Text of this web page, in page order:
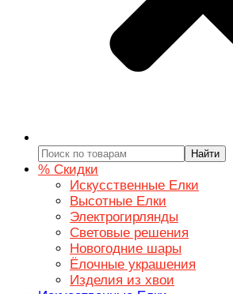
Найти
% Скидки
Искусственные Елки
Высотные Елки
Электрогирлянды
Световые решения
Новогодние шары
Ёлочные украшения
Изделия из хвои